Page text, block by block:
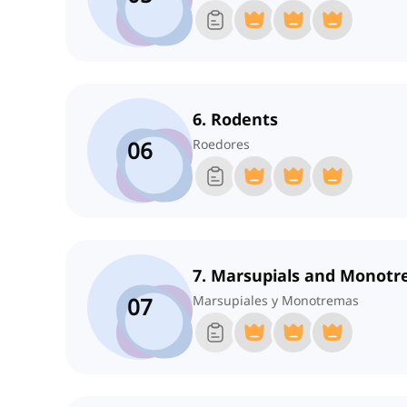
06
6. Rodents
Roedores
07
7. Marsupials and
Marsupiales y Monotremas